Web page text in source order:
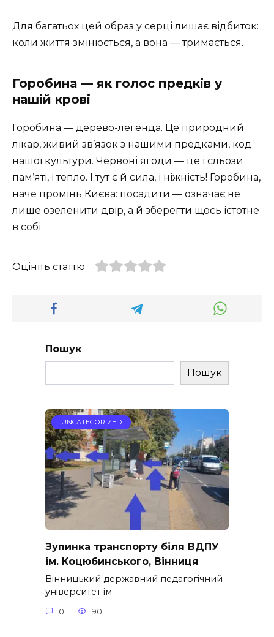
Для багатьох цей образ у серці лишає відбиток:
коли життя змінюється, а вона — тримається.
Горобина — як голос предків у
нашій крові
Горобина — дерево-легенда. Це природний
лікар, живий зв’язок з нашими предками, код
нашої культури. Червоні ягоди — це і сльози
пам’яті, і тепло. І тут є й сила, і ніжність! Горобина,
наче промінь Києва: посадити — означає не
лише озеленити двір, а й зберегти щось істотне
в собі.
Оцініть статтю
Пошук
Пошук
UNCATEGORIZED
Зупинка транспорту біля ВДПУ
ім. Коцюбинського, Вінниця
Вінницький державний педагогічний
університет ім.
0 90